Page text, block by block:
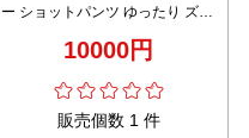
ー ショットパンツ ゆったり ズボ
10000円
販売個数 1 件